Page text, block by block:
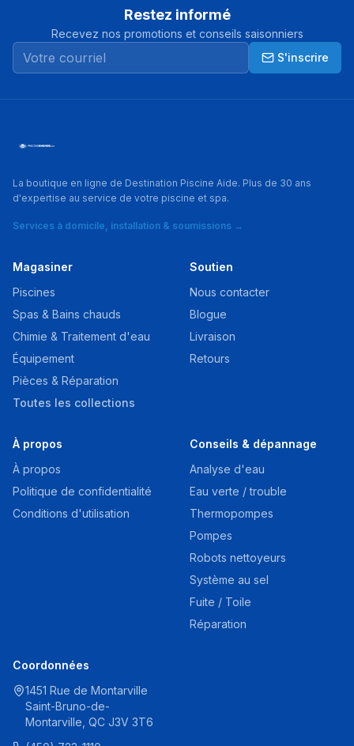
Restez informé
Recevez nos promotions et conseils saisonniers
S'inscrire
La boutique en ligne de Destination Piscine Aide. Plus de 30 ans
d'expertise au service de votre piscine et spa.
Services à domicile, installation & soumissions →
Magasiner
Piscines
Spas & Bains chauds
Chimie & Traitement d'eau
Équipement
Pièces & Réparation
Toutes les collections
Soutien
Nous contacter
Blogue
Livraison
Retours
À propos
À propos
Politique de confidentialité
Conditions d'utilisation
Conseils & dépannage
Analyse d'eau
Eau verte / trouble
Thermopompes
Pompes
Robots nettoyeurs
Système au sel
Fuite / Toile
Réparation
Coordonnées
1451 Rue de Montarville
Saint-Bruno-de-
Montarville, QC J3V 3T6